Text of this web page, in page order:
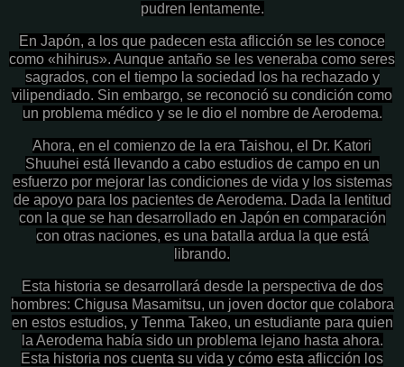
pudren lentamente.
En Japón, a los que padecen esta aflicción se les conoce
como «hihirus». Aunque antaño se les veneraba como seres
sagrados, con el tiempo la sociedad los ha rechazado y
vilipendiado. Sin embargo, se reconoció su condición como
un problema médico y se le dio el nombre de Aerodema.
Ahora, en el comienzo de la era Taishou, el Dr. Katori
Shuuhei está llevando a cabo estudios de campo en un
esfuerzo por mejorar las condiciones de vida y los sistemas
de apoyo para los pacientes de Aerodema. Dada la lentitud
con la que se han desarrollado en Japón en comparación
con otras naciones, es una batalla ardua la que está
librando.
Esta historia se desarrollará desde la perspectiva de dos
hombres: Chigusa Masamitsu, un joven doctor que colabora
en estos estudios, y Tenma Takeo, un estudiante para quien
la Aerodema había sido un problema lejano hasta ahora.
Esta historia nos cuenta su vida y cómo esta aflicción los